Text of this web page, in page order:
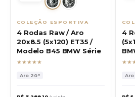
COLEÇÃO ESPORTIVA
4 Rodas Raw / Aro
20x8.5 (5x120) ET35 /
Modelo B45 BMW Série
★★★★★
Aro 20"
4
Aro